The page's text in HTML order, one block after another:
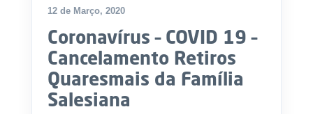
12 de Março, 2020
Coronavírus – COVID 19 –
Cancelamento Retiros
Quaresmais da Família
Salesiana
e
w
s
l
e
tt
e